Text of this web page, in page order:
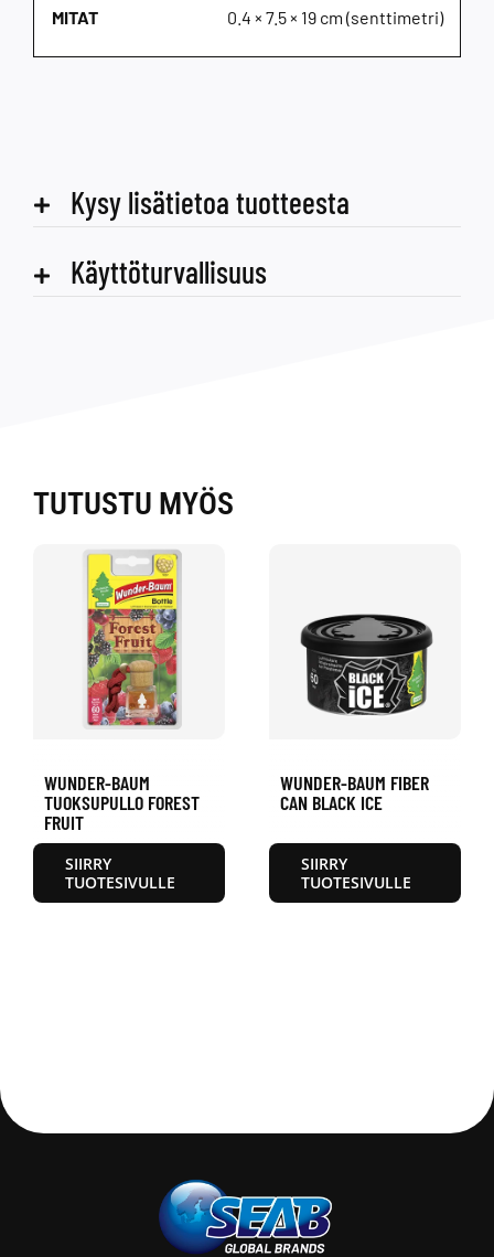
MITAT 0.4 × 7.5 × 19 cm (senttimetri)
Kysy lisätietoa tuotteesta
Käyttöturvallisuus
TUTUSTU MYÖS
WUNDER-BAUM
TUOKSUPULLO FOREST
FRUIT
SIIRRY
TUOTESIVULLE
WUNDER-BAUM FIBER
CAN BLACK ICE
SIIRRY
TUOTESIVULLE